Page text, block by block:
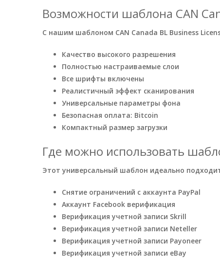
Возможности шаблона CAN
С нашим шаблоном CAN Canada BL Business
Качество высокого разрешения
Полностью настраиваемые слои
Все шрифты включены
Реалистичный эффект сканирования
Универсальные параметры фона
Безопасная оплата: Bitcoin
Компактный размер загрузки
Где можно использовать
Этот универсальный шаблон идеально
Снятие ограничений с аккаунта PayPal
Аккаунт Facebook верификация
Верификация учетной записи Skrill
Верификация учетной записи Neteller
Верификация учетной записи Payoneer
Верификация учетной записи eBay